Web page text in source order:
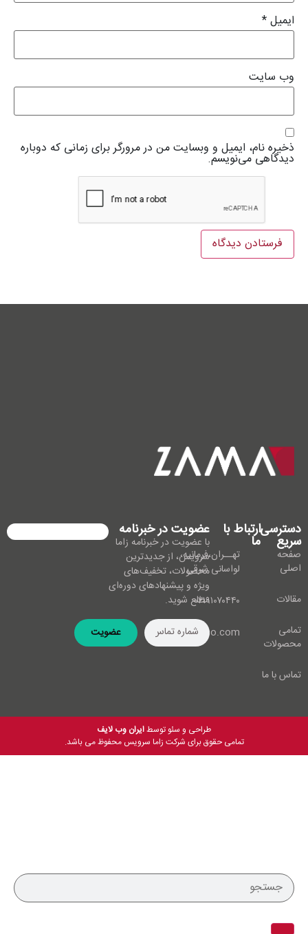
ایمیل*
وب‌ سایت
ذخیره نام، ایمیل و وبسایت من در مرورگر برای زمانی که دوباره
دیدگاهی می‌نویسم.
دسترسی
سریع
صفحه
اصلی
مقالات
تمامی
محصولات
تماس با ما
ارتباط با
ما
تهــران،فرمانیه،
لواسانی شرقی
۰۲۱۹۱۰۷۰۴۴۰
info@zamaco.com
عضویت در خبرنامه
با عضویت در خبرنامه زاما
سرویس، از جدیدترین
محصولات، تخفیف‌های
ویژه و پیشنهادهای دوره‌ای
مطلع شوید.
عضویت
طراحی و سئو توسطایران وب لایف
تمامی حقوق برای شرکت زاما سرویس محفوظ می باشد.